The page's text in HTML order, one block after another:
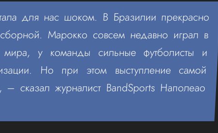
для нас шоком. В Бразилии прекрасно
Марокко совсем недавно играл в
мира, у команды сильные футболисты и
Но при этом выступление самой
– сказал журналист BandSports Наполеао